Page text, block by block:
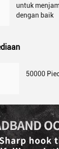
untuk
dengan baik
50000